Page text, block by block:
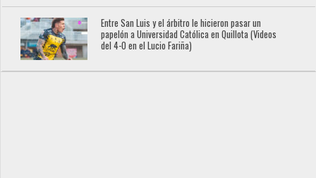
Entre San Luis y el árbitro le hicieron pasar un
papelón a Universidad Católica en Quillota (Videos
del 4-0 en el Lucio Fariña)